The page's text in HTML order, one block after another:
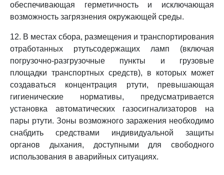
обеспечивающая герметичность и исключающая
возможность загрязнения окружающей среды.
12. В местах сбора, размещения и транспортирования
отработанных ртутьсодержащих ламп (включая
погрузочно-разгрузочные пункты и грузовые
площадки транспортных средств), в которых может
создаваться концентрация ртути, превышающая
гигиенические нормативы, предусматривается
установка автоматических газосигнализаторов на
пары ртути. Зоны возможного заражения необходимо
снабдить средствами индивидуальной защиты
органов дыхания, доступными для свободного
использования в аварийных ситуациях.